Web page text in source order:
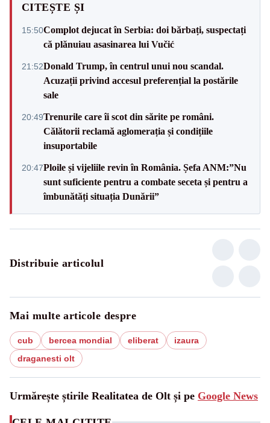
CITEȘTE ȘI
15:50Complot dejucat în Serbia: doi bărbați, suspectați
că plănuiau asasinarea lui Vučić
21:52Donald Trump, în centrul unui nou scandal.
Acuzații privind accesul preferențial la postările
sale
20:49Trenurile care îi scot din sărite pe români.
Călătorii reclamă aglomerația și condițiile
insuportabile
20:47Ploile și vijeliile revin în România. Șefa ANM:”Nu
sunt suficiente pentru a combate seceta și pentru a
îmbunătăți situația Dunării”
Distribuie articolul
Mai multe articole despre
cub bercea mondial eliberat
izaura
draganesti olt
Urmărește știrile Realitatea de Olt și pe Google News